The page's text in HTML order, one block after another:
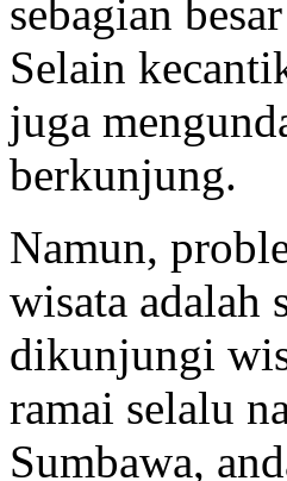
sebagian
Selain
juga
berkunjung.
Namun,
wisata adalah
dikunjungi
ramai selalu
Sumbawa,